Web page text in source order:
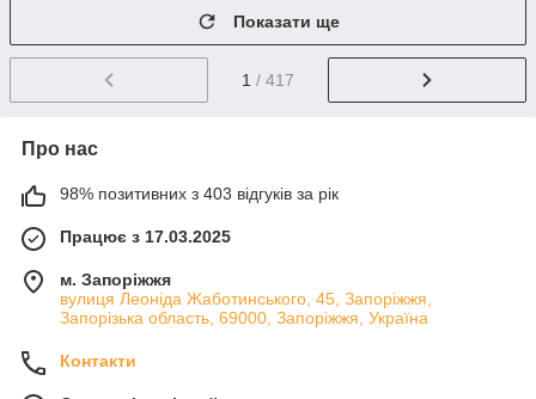
Показати ще
1 / 417
Про нас
98% позитивних з 403 відгуків за рік
Працює з 17.03.2025
м. Запоріжжя
вулиця Леоніда Жаботинського, 45, Запоріжжя,
Запорізька область, 69000, Запоріжжя, Україна
Контакти